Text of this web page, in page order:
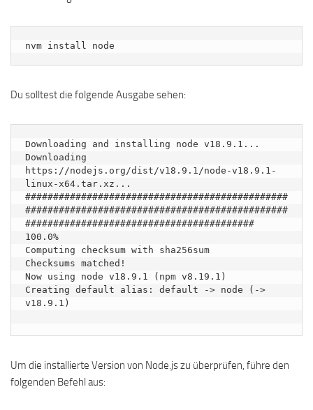
nvm install node
Du solltest die folgende Ausgabe sehen:
Downloading and installing node v18.9.1...
Downloading
https://nodejs.org/dist/v18.9.1/node-v18.9.1-
linux-x64.tar.xz...
###############################################
###############################################
#########################################
100.0%
Computing checksum with sha256sum
Checksums matched!
Now using node v18.9.1 (npm v8.19.1)
Creating default alias: default -> node (->
v18.9.1)
Um die installierte Version von Node.js zu überprüfen, führe den
folgenden Befehl aus: